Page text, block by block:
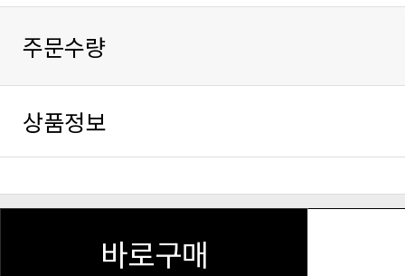
주문수량
상품정보
바로구매